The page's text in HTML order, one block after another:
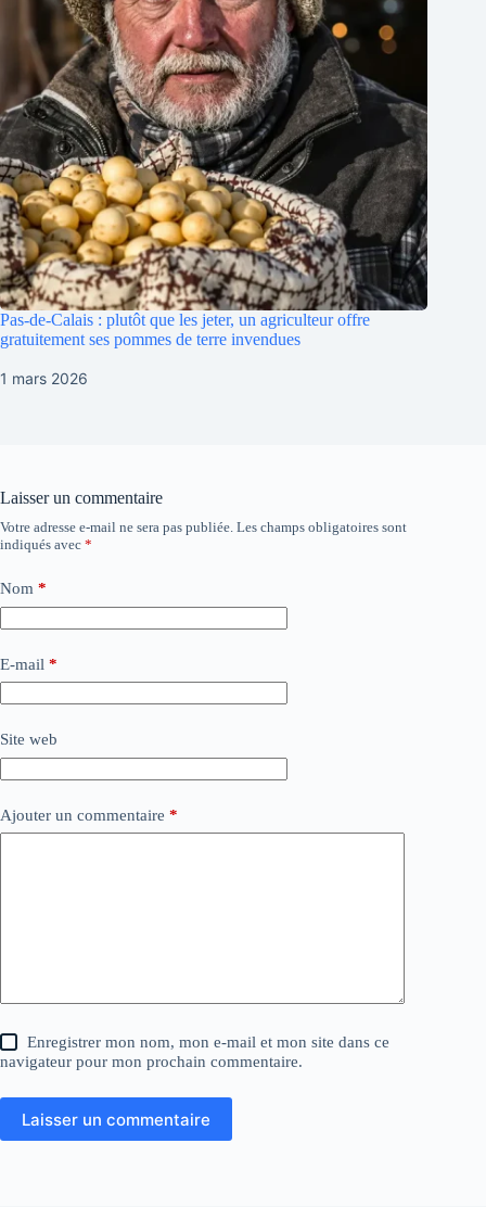
Pas-de-Calais : plutôt que les jeter, un agriculteur offre
gratuitement ses pommes de terre invendues
1 mars 2026
Laisser un commentaire
Votre adresse e-mail ne sera pas publiée. Les champs obligatoires sont
indiqués avec *
Nom *
E-mail *
Site web
Ajouter un commentaire *
Enregistrer mon nom, mon e-mail et mon site dans ce
navigateur pour mon prochain commentaire.
Laisser un commentaire